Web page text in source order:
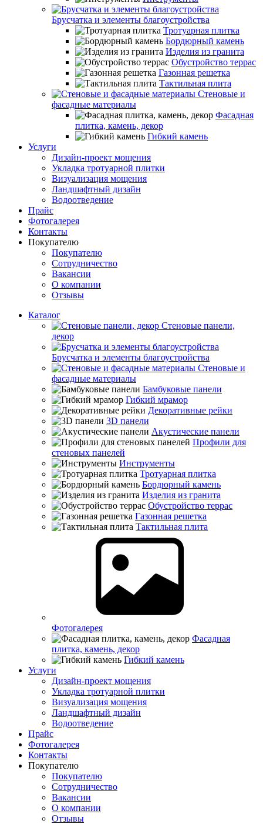
Брусчатка и элементы благоустройства
Тротуарная плитка
Бордюрный камень
Изделия из гранита
Обустройство террас
Газонная решетка
Тактильная плита
Стеновые и
фасадные материалы
Фасадная
плитка, камень, декор
Гибкий камень
Услуги
Дизайн-проект мощения
Укладка тротуарной плитки
Визуализация мощения
Ландшафтный дизайн
Водоотведение
Прайс
Фотогалерея
Контакты
Покупателю
Покупателю
Сотрудничество
Вакансии
О компании
Отзывы
Каталог
Стеновые панели,
декор
Брусчатка и элементы благоустройства
Стеновые и
фасадные материалы
Бамбуковые панели
Гибкий мрамор
Декоративные рейки
3D панели
Акустические панели
Профили для
стеновых панелей
Инструменты
Тротуарная плитка
Бордюрный камень
Изделия из гранита
Обустройство террас
Газонная решетка
Тактильная плита
Фотогалерея
Фасадная
плитка, камень, декор
Гибкий камень
Услуги
Дизайн-проект мощения
Укладка тротуарной плитки
Визуализация мощения
Ландшафтный дизайн
Водоотведение
Прайс
Фотогалерея
Контакты
Покупателю
Покупателю
Сотрудничество
Вакансии
О компании
Отзывы